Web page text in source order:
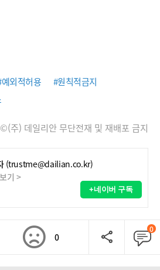
외적허용
#원칙적금지
©(주) 데일리안 무단전재 및 재배포 금지
(trustme@dailian.co.kr)
기 >
+네이버 구독
0
0